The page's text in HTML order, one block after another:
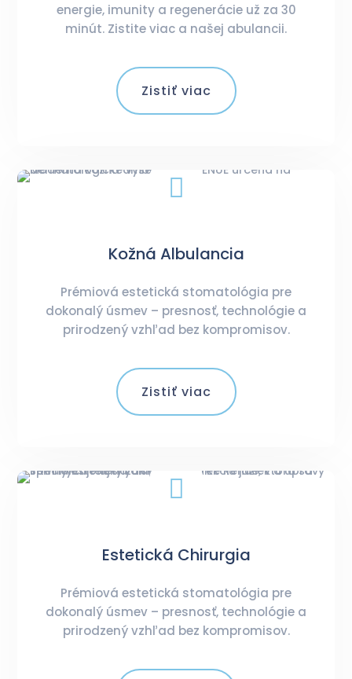
energie, imunity a regenerácie už za 30
minút. Zistite viac a našej abulancii.
Zistiť viac

Kožná Albulancia
Prémiová estetická stomatológia pre
dokonalý úsmev – presnosť, technológie a
prirodzený vzhľad bez kompromisov.
Zistiť viac

Estetická Chirurgia
Prémiová estetická stomatológia pre
dokonalý úsmev – presnosť, technológie a
prirodzený vzhľad bez kompromisov.